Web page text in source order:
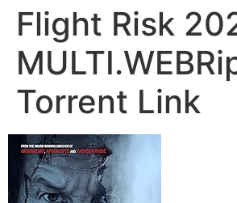
Flight Risk
Torrent Link